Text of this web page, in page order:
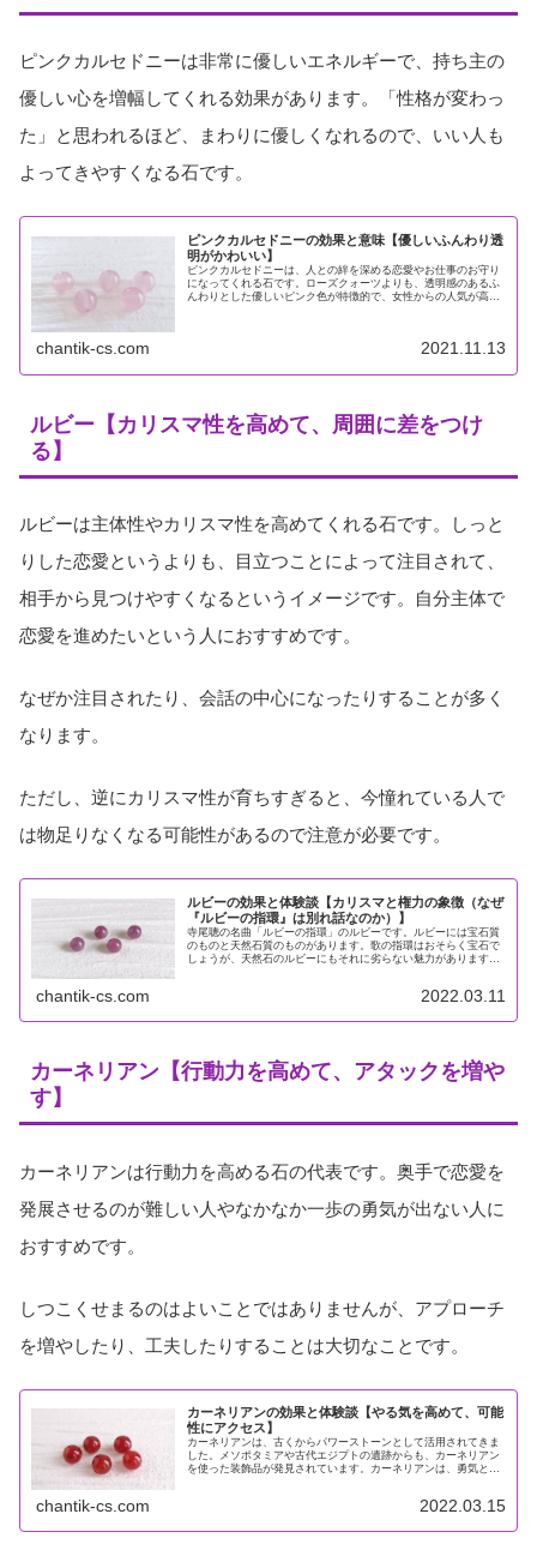
ピンクカルセドニーは非常に優しいエネルギーで、持ち主の
優しい心を増幅してくれる効果があります。「性格が変わっ
た」と思われるほど、まわりに優しくなれるので、いい人も
よってきやすくなる石です。
ピンクカルセドニーの効果と意味【優しいふんわり透
明がかわいい】
ピンクカルセドニーは、人との絆を深める恋愛やお仕事のお守り
になってくれる石です。ローズクォーツよりも、透明感のあるふ
んわりとした優しいピンク色が特徴的で、女性からの人気が高い
chantik-cs.com 2021.11.13
ルビー【カリスマ性を高めて、周囲に差をつけ
る】
ルビーは主体性やカリスマ性を高めてくれる石です。しっと
りした恋愛というよりも、目立つことによって注目されて、
相手から見つけやすくなるというイメージです。自分主体で
恋愛を進めたいという人におすすめです。
なぜか注目されたり、会話の中心になったりすることが多く
なります。
ただし、逆にカリスマ性が育ちすぎると、今憧れている人で
は物足りなくなる可能性があるので注意が必要です。
ルビーの効果と体験談【カリスマと権力の象徴（なぜ
『ルビーの指環』は別れ話なのか）】
寺尾聰の名曲「ルビーの指環」のルビーです。ルビーには宝石質
のものと天然石質のものがあります。歌の指環はおそらく宝石で
しょうが、天然石のルビーにもそれに劣らない魅力があります。
chantik-cs.com 2022.03.11
カーネリアン【行動力を高めて、アタックを増や
す】
カーネリアンは行動力を高める石の代表です。奥手で恋愛を
発展させるのが難しい人やなかなか一歩の勇気が出ない人に
おすすめです。
しつこくせまるのはよいことではありませんが、アプローチ
を増やしたり、工夫したりすることは大切なことです。
カーネリアンの効果と体験談【やる気を高めて、可能
性にアクセス】
カーネリアンは、古くからパワーストーンとして活用されてきま
した。メソポタミアや古代エジプトの遺跡からも、カーネリアン
を使った装飾品が発見されています。カーネリアンは、勇気と行
chantik-cs.com 2022.03.15